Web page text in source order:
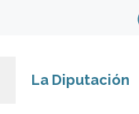
La Diputación